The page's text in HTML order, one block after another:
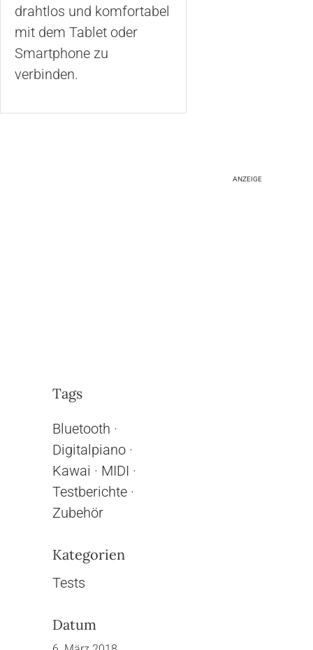
drahtlos und komfortabel
mit dem Tablet oder
Smartphone zu
verbinden.
ANZEIGE
Tags
Bluetooth ·
Digitalpiano ·
Kawai · MIDI ·
Testberichte ·
Zubehör
Kategorien
Tests
Datum